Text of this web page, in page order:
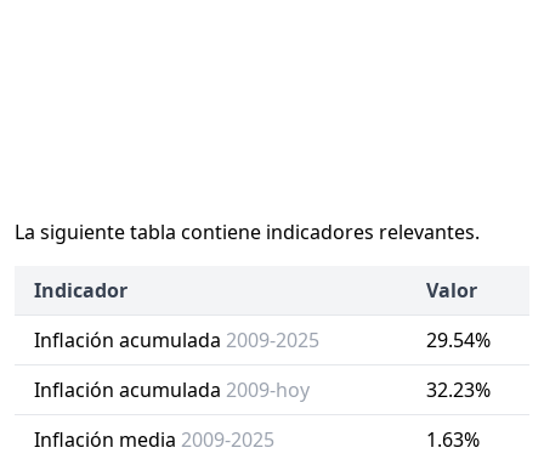
La siguiente tabla contiene indicadores relevantes.
Indicador
Valor
Inflación acumulada 2009-2025
29.54%
Inflación acumulada 2009-hoy
32.23%
Inflación media 2009-2025
1.63%